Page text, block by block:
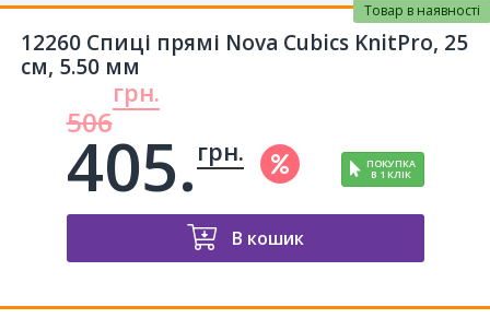
12260 Спиці прямі Nova Cubics KnitPro, 25
см, 5.50 мм
Товар в наявності
506
грн.
405. грн. ПОКУПКА
В 1 КЛІК
В кошик